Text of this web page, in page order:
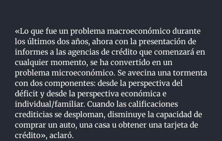
«Lo que fue un problema macroeconómico durante
los últimos dos años, ahora con la presentación de
informes a las agencias de crédito que comenzará en
cualquier momento, se ha convertido en un
problema microeconómico. Se avecina una tormenta
con dos componentes: desde la perspectiva del
déficit y desde la perspectiva económica e
individual/familiar. Cuando las calificaciones
crediticias se desploman, disminuye la capacidad de
comprar un auto, una casa u obtener una tarjeta de
crédito», aclaró.